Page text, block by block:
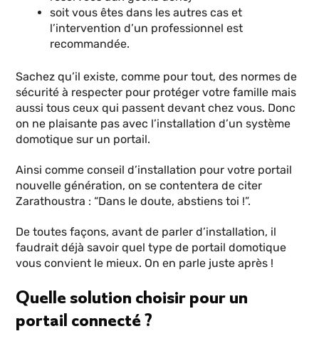
soit vous êtes dans les autres cas et
l’intervention d’un professionnel est
recommandée.
Sachez qu’il existe, comme pour tout, des normes de
sécurité à respecter pour protéger votre famille mais
aussi tous ceux qui passent devant chez vous. Donc
on ne plaisante pas avec l’installation d’un système
domotique sur un portail.
Ainsi comme conseil d’installation pour votre portail
nouvelle génération, on se contentera de citer
Zarathoustra : “Dans le doute, abstiens toi !”.
De toutes façons, avant de parler d’installation, il
faudrait déjà savoir quel type de portail domotique
vous convient le mieux. On en parle juste après !
Quelle solution choisir pour un
portail connecté ?